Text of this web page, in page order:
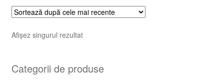
Afișez singurul rezultat
Categorii de produse